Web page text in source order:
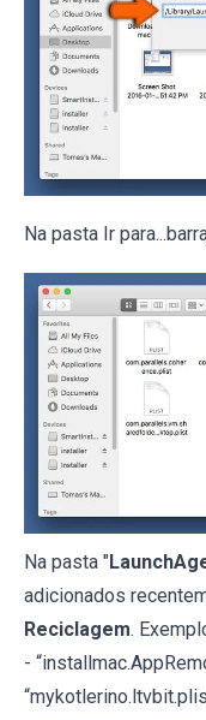
Na pasta Ir
Na pasta "
adicionados
Reciclagem.
-